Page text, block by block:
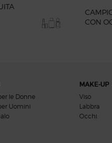
CON
le Donne
Uomini
MAKE-UP
Viso
Labbra
Occhi